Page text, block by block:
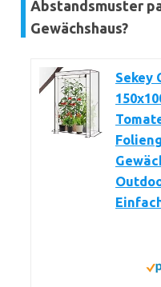
Abstandsmuster
Gewächshaus?
Sekey